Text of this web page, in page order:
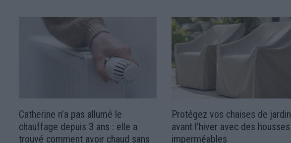
Catherine n’a pas allumé le
chauffage depuis 3 ans : elle a
trouvé comment avoir chaud sans
Protégez vos chaises de jardin
avant l’hiver avec des housses
imperméables